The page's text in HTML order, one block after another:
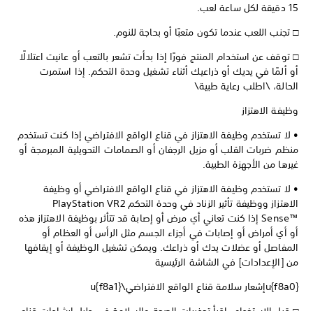
15 دقيقة لكل ساعة لعب.
□ تجنب اللعب عندما تكون متعبًا أو بحاجة للنوم.
□ توقف عن استخدام المنتج فورًا إذا بدأت تشعر بالتعب أو عانيت اعتلالًا
أو ألمًا في يديك أو ذراعيك أثناء تشغيل وحدة التحكم. إذا استمرت
الحالة، \اطلب رعاية طبية\
وظيفة الاهتزاز
• لا تستخدم وظيفة الاهتزاز في قناع الواقع الافتراضي إذا كنت تستخدم
منظم ضربات القلب أو مزيل الرجفان أو الصمامات التحويلية المبرمجة أو
غيرها من الأجهزة الطبية.
• لا تستخدم وظيفة الاهتزاز في قناع الواقع الافتراضي أو وظيفة
الاهتزاز ووظيفة تأثير الزناد في وحدة التحكم PlayStation VR2
Sense™‎ إذا كنت تعاني أي مرض أو إصابة قد تتأثر بوظيفة الاهتزاز هذه
أو أي أمراض أو إصابات في أجزاء الجسم مثل الرأس أو العظام أو
المفاصل أو عضلات يدك أو ذراعك. ويمكن تشغيل الوظيفة أو إيقافها
من [الإعدادات] في الشاشة الرئيسية
u{f8a0}إشعار سلامة قناع الواقع الافتراضي\u{f8a1}